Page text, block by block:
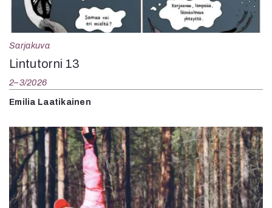
Sarjakuva
Lintutorni 13
2–3/2026
Emilia Laatikainen